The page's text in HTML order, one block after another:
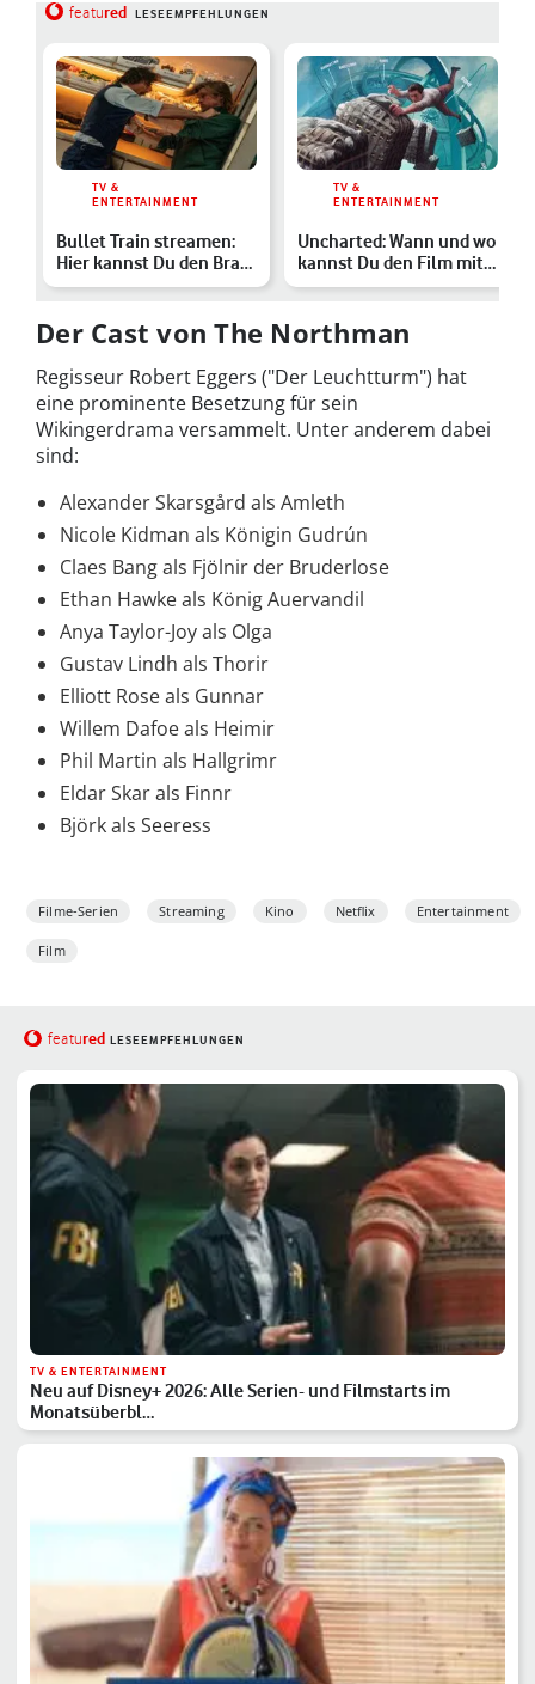
featured LESEEMPFEHLUNGEN
TV &
ENTERTAINMENT
Bullet Train streamen:
Hier kannst Du den Brad-
Pitt-Film im Heimk…
TV &
ENTERTAINMENT
Uncharted: Wann und wo
kannst Du den Film mit
Tom Holland streame…
Der Cast von The Northman
Regisseur Robert Eggers ("Der Leuchtturm") hat
eine prominente Besetzung für sein
Wikingerdrama versammelt. Unter anderem dabei
sind:
Alexander Skarsgård als Amleth
Nicole Kidman als Königin Gudrún
Claes Bang als Fjölnir der Bruderlose
Ethan Hawke als König Auervandil
Anya Taylor-Joy als Olga
Gustav Lindh als Thorir
Elliott Rose als Gunnar
Willem Dafoe als Heimir
Phil Martin als Hallgrimr
Eldar Skar als Finnr
Björk als Seeress
Filme-Serien Streaming Kino Netflix Entertainment
Film
featured LESEEMPFEHLUNGEN
TV & ENTERTAINMENT
Neu auf Disney+ 2026: Alle Serien- und Filmstarts im
Monatsüberbl…